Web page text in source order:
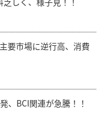
要市場に逆行高、消費
、BCI関連が急騰！！